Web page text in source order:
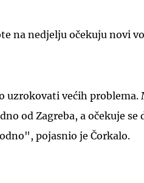
na nedjelju očekuju novi
uzrokovati većih problema.
od Zagreba, a očekuje se
pojasnio je Čorkalo.